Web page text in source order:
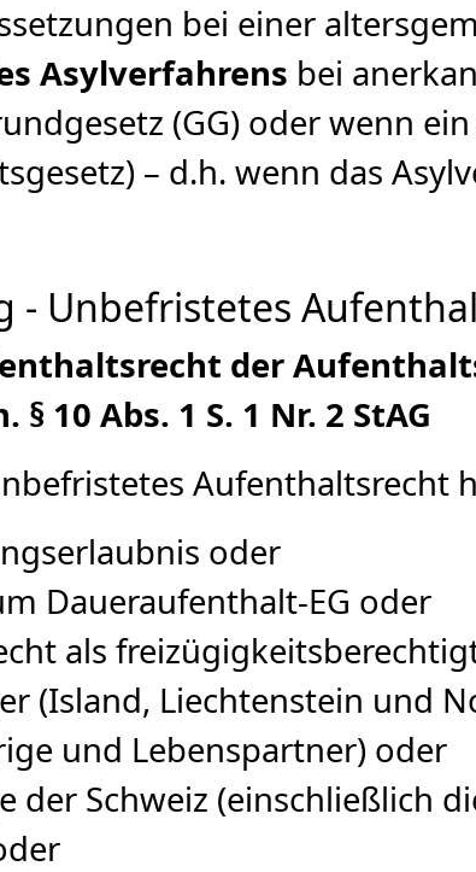
bei einer
Asylverfahrens bei
(GG) oder wenn
– d.h. wenn das
- Unbefristetes
der
10 Abs. 1 S. 1 Nr. 2 StAG
Aufenthaltsrecht
oder
Daueraufenthalt-EG oder
als
(Island, Liechtenstein und
und Lebenspartner) oder
der Schweiz (einschließlich